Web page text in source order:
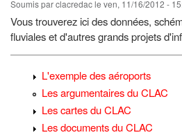
Soumis parclacredacle ven, 11/16/2012 -
Vous trouverez ici des données,
fluviales et d'autres grands projets
L'exemple des aéroports
Les argumentaires du CLAC
Les cartes du CLAC
Les documents du CLAC